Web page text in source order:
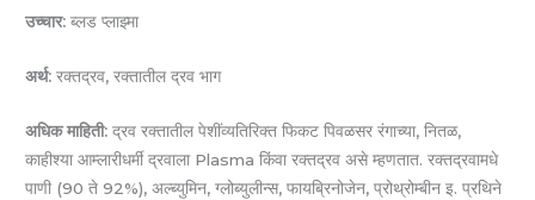
उच्चार: ब्लड प्लाझ्मा
अर्थ: रक्तद्रव, रक्तातील द्रव भाग
अधिक माहिती: द्रव रक्तातील पेशींव्यतिरिक्त फिकट पिवळसर रंगाच्या, नितळ,
काहीश्या आम्लारीधर्मी द्रवाला Plasma किंवा रक्तद्रव असे म्हणतात. रक्तद्रवामधे
पाणी (90 ते 92%), अल्ब्युमिन, ग्लोब्युलीन्स, फायब्रिनोजेन, प्रोथ्रोम्बीन इ. प्रथिने